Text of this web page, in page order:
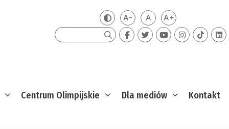
Zmień kontrast
A-Mniejsza czcionka
ADomyślna czcionka
A+Większa
Szukaj
Centrum Olimpijskie Dla mediów Kontakt